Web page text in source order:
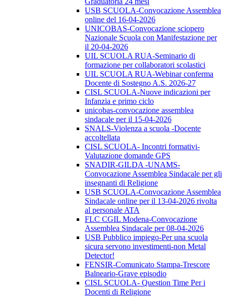
USB SCUOLA-Convocazione Assemblea
online del 16-04-2026
UNICOBAS-Convocazione sciopero
Nazionale Scuola con Manifestazione per
il 20-04-2026
UIL SCUOLA RUA-Seminario di
formazione per collaboratori scolastici
UIL SCUOLA RUA-Webinar conferma
Docente di Sostegno A.S. 2026-27
CISL SCUOLA-Nuove indicazioni per
Infanzia e primo ciclo
unicobas-convocazione assemblea
sindacale per il 15-04-2026
SNALS-Violenza a scuola -Docente
accoltellata
CISL SCUOLA- Incontri formativi-
Valutazione domande GPS
SNADIR-GILDA -UNAMS-
Convocazione Assemblea Sindacale per gli
insegnanti di Religione
USB SCUOLA-Convocazione Assemblea
Sindacale online per il 13-04-2026 rivolta
al personale ATA
FLC CGIL Modena-Convocazione
Assemblea Sindacale per 08-04-2026
USB Pubblico impiego-Per una scuola
sicura servono investimenti-non Metal
Detector!
FENSIR-Comunicato Stampa-Trescore
Balneario-Grave episodio
CISL SCUOLA- Question Time Per i
Docenti di Religione